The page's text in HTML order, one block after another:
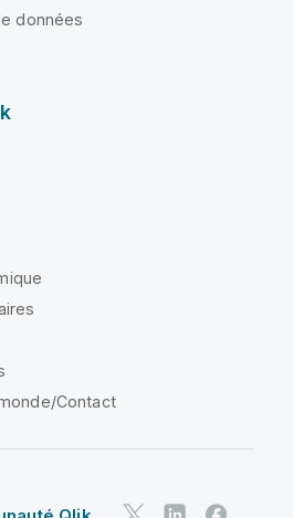
données
Contact